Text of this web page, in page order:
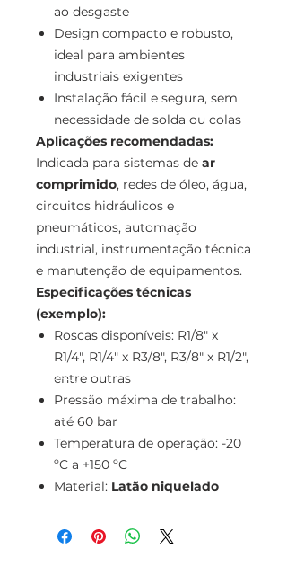
ao desgaste
Design compacto e robusto,
ideal para ambientes
industriais exigentes
Instalação fácil e segura, sem
necessidade de solda ou colas
Aplicações recomendadas:
Indicada para sistemas de ar
comprimido, redes de óleo, água,
circuitos hidráulicos e
pneumáticos, automação
industrial, instrumentação técnica
e manutenção de equipamentos.
Especificações técnicas
(exemplo):
Roscas disponíveis: R1/8" x
R1/4", R1/4" x R3/8", R3/8" x R1/2",
entre outras
Pressão máxima de trabalho:
até 60 bar
Temperatura de operação: -20
ºC a +150 ºC
Material: Latão niquelado